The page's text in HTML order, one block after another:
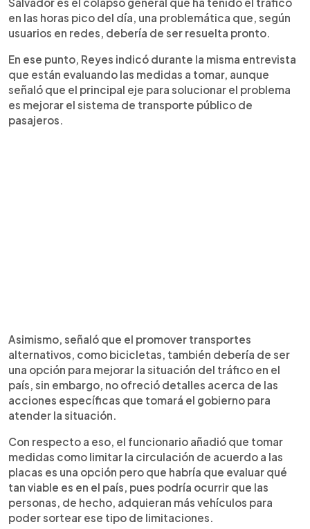
en las horas pico del día, una problemática que, según
usuarios en redes, debería de ser resuelta pronto.
En ese punto, Reyes indicó durante la misma entrevista
que están evaluando las medidas a tomar, aunque
señaló que el principal eje para solucionar el problema
es mejorar el sistema de transporte público de
pasajeros.
Asimismo, señaló que el promover transportes
alternativos, como bicicletas, también debería de ser
una opción para mejorar la situación del tráfico en el
país, sin embargo, no ofreció detalles acerca de las
acciones específicas que tomará el gobierno para
atender la situación.
Con respecto a eso, el funcionario añadió que tomar
medidas como limitar la circulación de acuerdo a las
placas es una opción pero que habría que evaluar qué
tan viable es en el país, pues podría ocurrir que las
personas, de hecho, adquieran más vehículos para
poder sortear ese tipo de limitaciones.